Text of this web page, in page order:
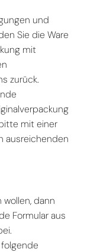
und
Sie die Ware
mit
zurück.
mit einer
ausreichenden
dann
Formular aus